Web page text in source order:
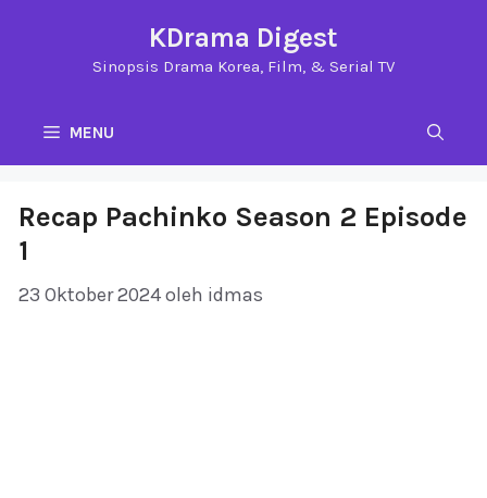
KDrama Digest
Sinopsis Drama Korea, Film, & Serial TV
MENU
Recap Pachinko Season 2 Episode
1
23 Oktober 2024oleh idmas